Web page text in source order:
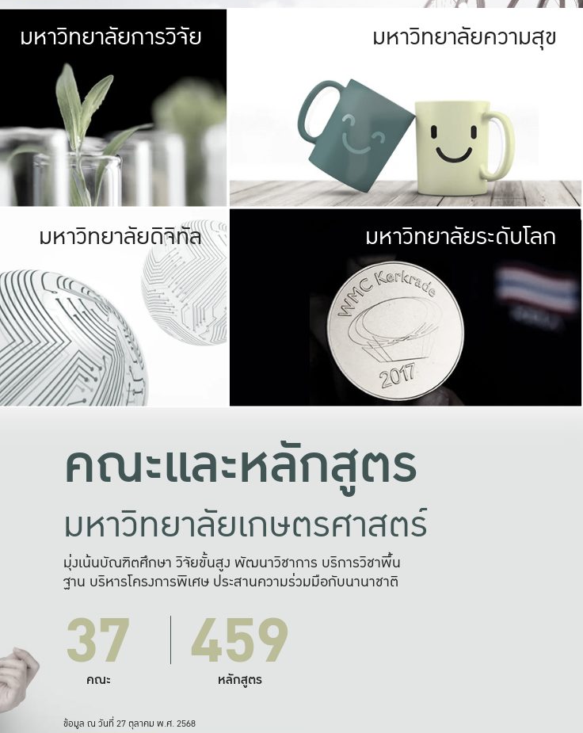
มหาวิทยาลัย
เกษตรศาสตร์ มีพื้นที่เขียวสดใส หนาแน่น
เป็นป่าในเมือง (URBAN FOREST)
เกษตรในเมือง (URBAN AGRICULTURE)
ที่นับรวมกันได้ประมาณ 1,400 ไร่
มหาวิทยาลัยการวิจัย มหาวิทยาลัย
ให้กับประชาชน
มหาวิทยาลัยความสุข
มหาวิทยาลัยรับผิดชอบต่อสังคม
ร่วมมือกับชุมชน เพื่อความกินดีอยู่ดี
และความสุขอย่างยั่งยืน
มองปัญหาในภาพกว้าง
แก้ไขจากปัญหาจุดเล็กๆ
มหาวิทยาลัยดิจิทัล มหาวิทยา
พร้อมที่จ
และผลักดันในการใช้ระบบส
เพื่อการทำงานแ
มหาวิทยาลัยระดับโลก
คณะและหลักสูตร
มหาวิทยาลัยเกษตรศาสตร์
มุ่งเน้นบัณฑิตศึกษา วิจัยขั้นสูง พัฒนาวิชาการ บริการวิชาพื้น
ฐาน บริหารโครงการพิเศษ ประสานความร่วมมือกับนานาชาติ
37
คณะ 459
หลักสูตร
ข้อมูล ณ วันที่ 27 ตุลาคม พ.ศ. 2568